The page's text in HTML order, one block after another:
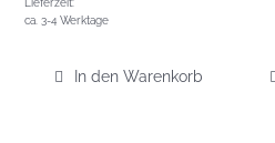
Lieferzeit:
ca. 3-4 Werktage
In den Warenkorb